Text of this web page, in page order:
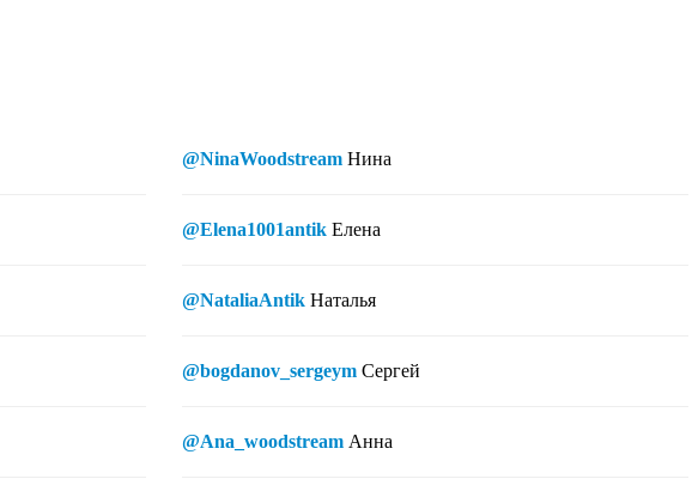
@NinaWoodstream Нина
@Elena1001antik Елена
@NataliaAntik Наталья
@bogdanov_sergeym Сергей
@Ana_woodstream Анна